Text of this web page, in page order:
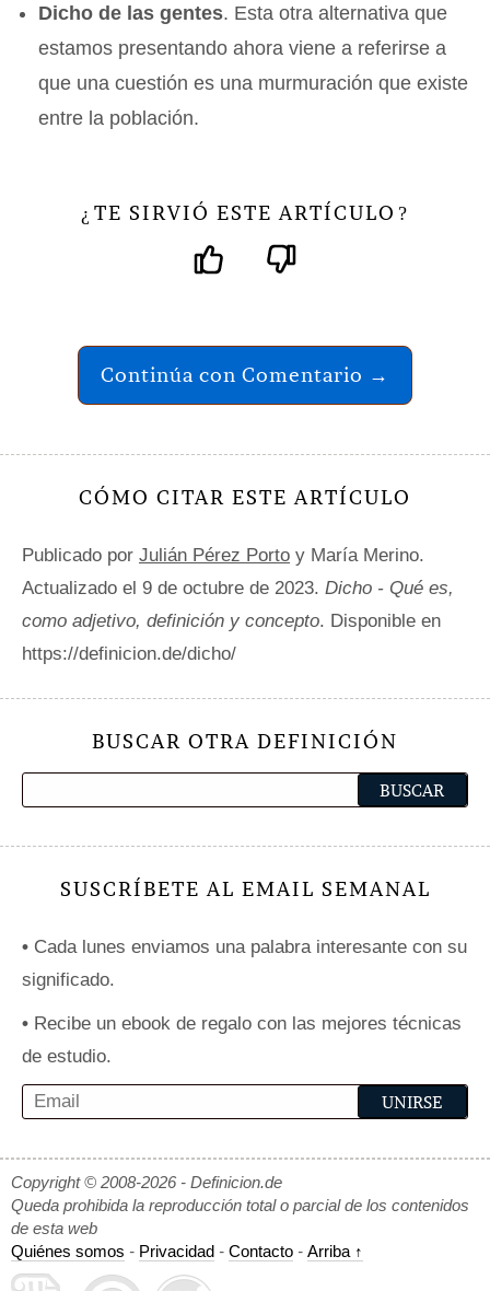
Dicho de las gentes. Esta otra alternativa que
estamos presentando ahora viene a referirse a
que una cuestión es una murmuración que existe
entre la población.
¿ TE SIRVIÓ ESTE ARTÍCULO ?
Continúa con Comentario →
CÓMO CITAR ESTE ARTÍCULO
Publicado por Julián Pérez Porto y María Merino.
Actualizado el 9 de octubre de 2023. Dicho - Qué es,
como adjetivo, definición y concepto. Disponible en
https://definicion.de/dicho/
BUSCAR OTRA DEFINICIÓN
SUSCRÍBETE AL EMAIL SEMANAL
• Cada lunes enviamos una palabra interesante con su
significado.
• Recibe un ebook de regalo con las mejores técnicas
de estudio.
Copyright © 2008-2026 - Definicion.de
Queda prohibida la reproducción total o parcial de los contenidos
de esta web
Quiénes somos - Privacidad - Contacto - Arriba ↑